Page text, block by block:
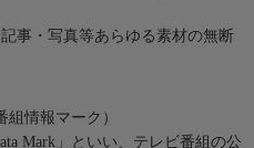
事・写真等あらゆる素材の無断
組情報マーク）
Mark」といい、テレビ番組の公